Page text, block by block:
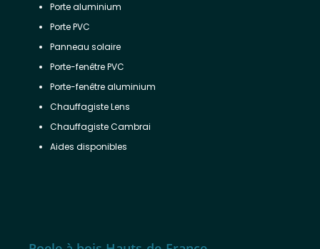
Porte aluminium
Porte PVC
Panneau solaire
Porte-fenêtre PVC
Porte-fenêtre aluminium
Chauffagiste Lens
Chauffagiste Cambrai
Aides disponibles